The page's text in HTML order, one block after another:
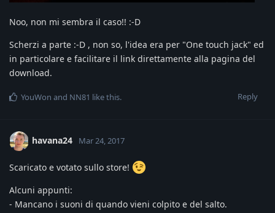
Noo, non mi sembra il caso!! :-D
Scherzi a parte :-D , non so, l'idea era per "One touch jack" ed
in particolare e facilitare il link direttamente alla pagina del
download.
Reply
YouWon and NN81 like this.
havana24 Mar 24, 2017
Scaricato e votato sullo store!
Alcuni appunti:
- Mancano i suoni di quando vieni colpito e del salto.